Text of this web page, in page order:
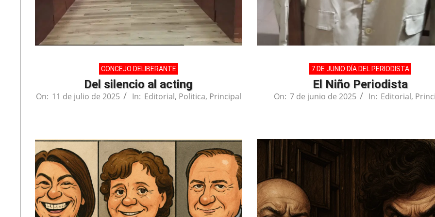
CONCEJO DELIBERANTE
Del silencio al acting
On: 11 de julio de 2025 In: Editorial, Politica, Principal
7 DE JUNIO DÍA DEL PERIODISTA
El Niño Periodista
On: 7 de junio de 2025 In: Editorial,